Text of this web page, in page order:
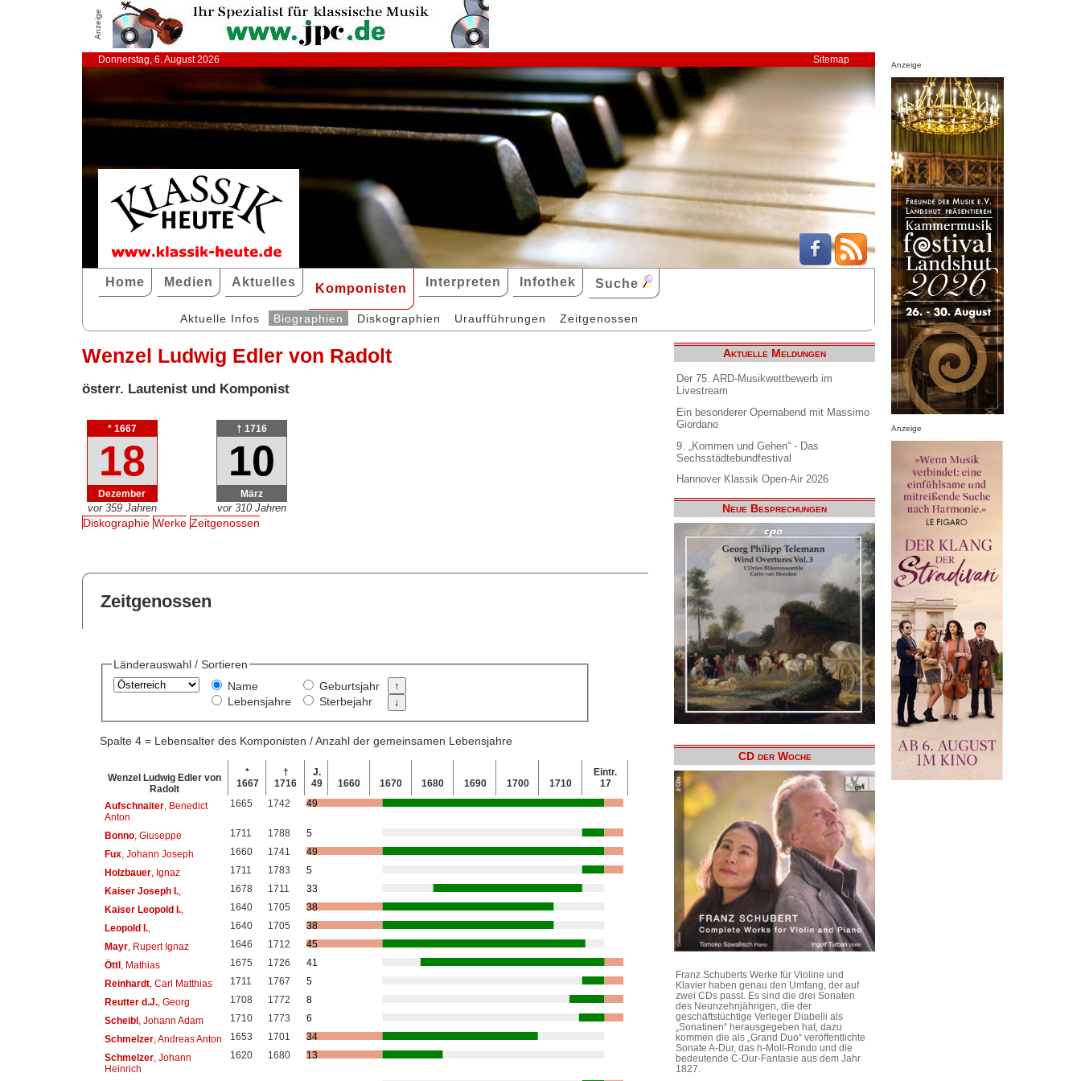
Anzeige
Donnerstag, 6. August 2026 Sitemap
Home Medien Aktuelles Komponisten Interpreten Infothek Suche
Aktuelle Infos Biographien Diskographien Uraufführungen Zeitgenossen
Wenzel Ludwig Edler von Radolt
österr. Lautenist und Komponist
* 1667
18
Dezember
vor 359 Jahren
† 1716
10
März
vor 310 Jahren
Diskographie Werke Zeitgenossen
Zeitgenossen
Länderauswahl / Sortieren
Name
Lebensjahre
Geburtsjahr
Sterbejahr
Spalte 4 = Lebensalter des Komponisten / Anzahl der gemeinsamen Lebensjahre
Wenzel Ludwig Edler von
Radolt
*
1667
†
1716
J.
49
1660 1670 1680 1690 1700 1710
Eintr.
17
Aufschnaiter, Benedict
Anton
1665 1742 49
Bonno, Giuseppe 1711 1788
5
Fux, Johann Joseph 1660 1741
49
Holzbauer, Ignaz 1711 1783
5
Kaiser Joseph I., 1678 1711
33
Kaiser Leopold I., 1640 1705
38
Leopold I., 1640 1705
38
Mayr, Rupert Ignaz 1646 1712
45
Öttl, Mathias 1675 1726
41
Reinhardt, Carl Matthias 1711 1767
5
Reutter d.J., Georg 1708 1772
8
Scheibl, Johann Adam 1710 1773
6
Schmelzer, Andreas Anton 1653 1701
34
Schmelzer, Johann
Heinrich
1620 1680 13
Aktuelle Meldungen
Der 75. ARD-Musikwettbewerb im
Livestream
Ein besonderer Opernabend mit Massimo
Giordano
9. „Kommen und Gehen“ - Das
Sechsstädtebundfestival
Hannover Klassik Open-Air 2026
Neue Besprechungen
CD der Woche
Franz Schuberts Werke für Violine und
Klavier haben genau den Umfang, der auf
zwei CDs passt. Es sind die drei Sonaten
des Neunzehnjährigen, die der
geschäftstüchtige Verleger Diabelli als
„Sonatinen“ herausgegeben hat, dazu
kommen die als „Grand Duo“ veröffentlichte
Sonate A-Dur, das h-Moll-Rondo und die
bedeutende C-Dur-Fantasie aus dem Jahr
1827.
Anzeige
Anzeige